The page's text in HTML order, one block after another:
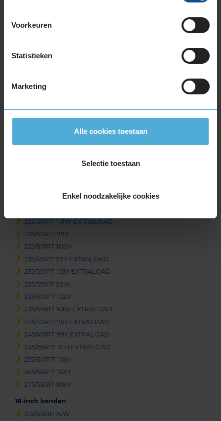
Voorkeuren
Statistieken
Marketing
Alle cookies toestaan
Selectie toestaan
Enkel noodzakelijke cookies
215/45R17 87W
215/50R17 95Y EXTRALOAD
215/55R17 98Y EXTRALOAD
215/60R17 96H
225/45R17 91W
225/45R17 94Y EXTRALOAD
225/55R17 101W EXTRALOAD
225/60R17 99V
225/65R17 102H
235/45R17 97Y EXTRALOAD
235/55R17 103Y EXTRALOAD
235/55R17 99W
235/60R17 102V
235/65R17 108V EXTRALOAD
245/40R17 95Y EXTRALOAD
245/45R17 99Y EXTRALOAD
245/65R17 111H EXTRALOAD
255/60R17 106V
265/65R17 112H
275/55R17 109V
18-inch banden
215/50R18 92W